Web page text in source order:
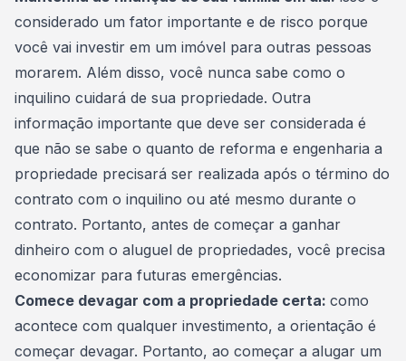
considerado um fator importante e de risco porque
você vai investir em um imóvel para outras pessoas
morarem. Além disso, você nunca sabe como o
inquilino cuidará de sua propriedade. Outra
informação importante que deve ser considerada é
que não se sabe o quanto de reforma e engenharia a
propriedade precisará ser realizada após o término do
contrato com o inquilino ou até mesmo durante o
contrato. Portanto, antes de começar a ganhar
dinheiro com o aluguel de propriedades, você precisa
economizar para futuras emergências.
Comece devagar com a propriedade certa: como
acontece com qualquer investimento, a orientação é
começar devagar. Portanto, ao começar a alugar um